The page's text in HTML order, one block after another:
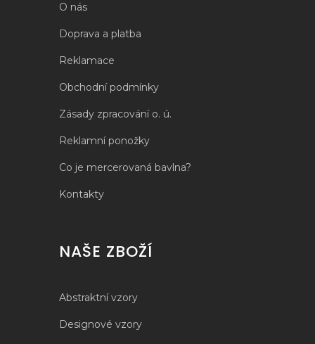
O nás
Doprava a platba
Reklamace
Obchodní podmínky
Zásady zpracování o. ú.
Reklamní ponožky
Co je mercerovaná bavlna?
Kontakty
NAŠE ZBOŽÍ
Abstraktní vzory
Designové vzory